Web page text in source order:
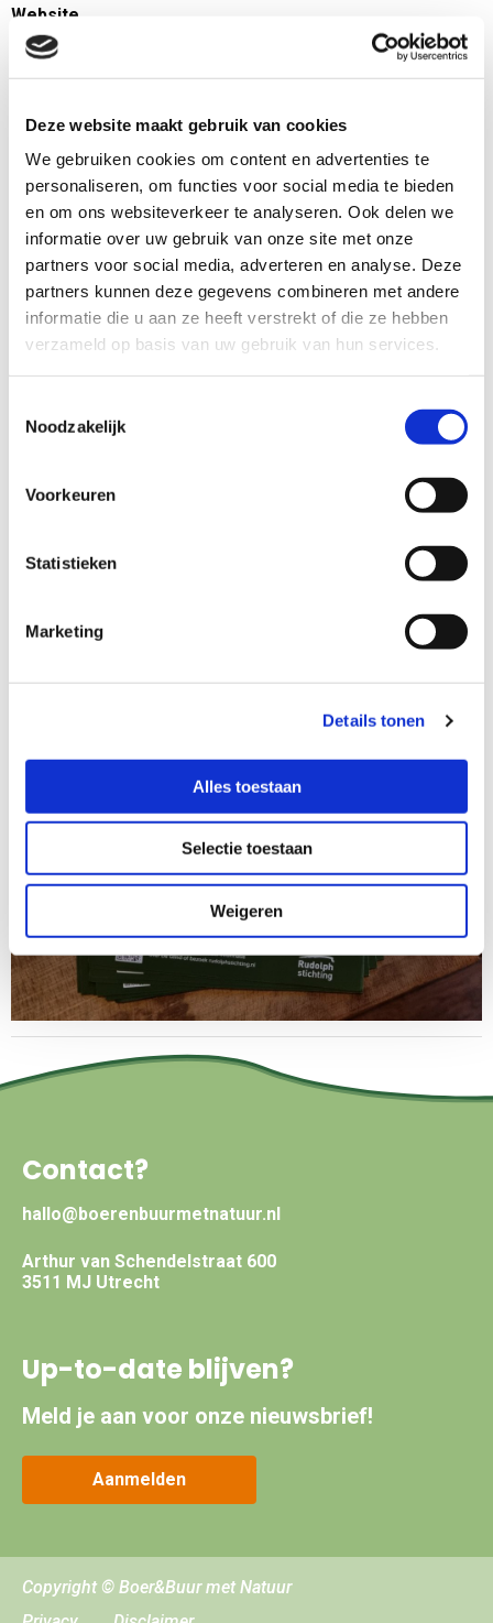
Deze website maakt gebruik van cookies
We gebruiken cookies om content en advertenties te
personaliseren, om functies voor social media te bieden
en om ons websiteverkeer te analyseren. Ook delen we
informatie over uw gebruik van onze site met onze
partners voor social media, adverteren en analyse. Deze
partners kunnen deze gegevens combineren met andere
informatie die u aan ze heeft verstrekt of die ze hebben
verzameld op basis van uw gebruik van hun services.
Noodzakelijk
Voorkeuren
Statistieken
Marketing
Details tonen
Alles toestaan
Selectie toestaan
Weigeren
Website
www.divinanatura.nl
Boshuisweg 3794 MX De Glind
5 september
11:00 - 16:00 uur
Wat is er te doen?
Anders... , Zelf rondlopen over de paden. Vragen kunnen
gesteld worden aan de aanwezige vrijwilligers
Wat is er te koop?
Anders... , Er is nog nauwelijks oogst. Het voedselbos is pas
Contact?
hallo@boerenbuurmetnatuur.nl
Arthur van Schendelstraat 600
3511 MJ Utrecht
Up-to-date blijven?
Meld je aan voor onze nieuwsbrief!
Aanmelden
Copyright © Boer&Buur met Natuur